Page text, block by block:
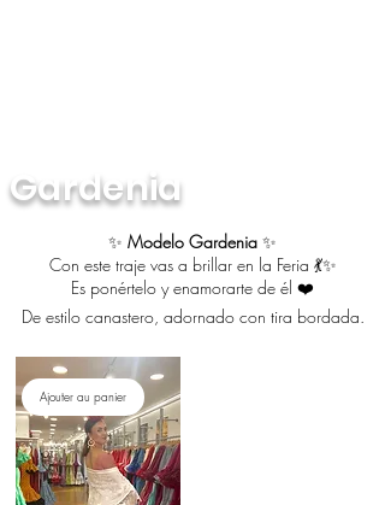
Gardenia
✨ Modelo Gardenia ✨
Con este traje vas a brillar en la Feria 💃✨
Es ponértelo y enamorarte de él ❤️
De estilo canastero, adornado con tira bordada.
Ajouter au panier